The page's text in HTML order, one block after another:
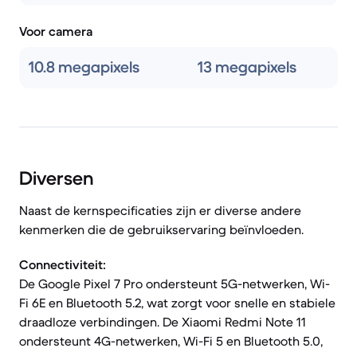
Voor camera
10.8 megapixels 13 megapixels
Diversen
Naast de kernspecificaties zijn er diverse andere
kenmerken die de gebruikservaring beïnvloeden.
Connectiviteit:
De Google Pixel 7 Pro ondersteunt 5G-netwerken, Wi-
Fi 6E en Bluetooth 5.2, wat zorgt voor snelle en stabiele
draadloze verbindingen. De Xiaomi Redmi Note 11
ondersteunt 4G-netwerken, Wi-Fi 5 en Bluetooth 5.0,